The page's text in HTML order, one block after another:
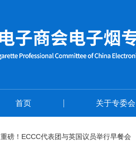
首页 关于专委会
重磅！ECCC代表团与英国议员举行早餐会